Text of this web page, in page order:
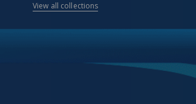
View all collections